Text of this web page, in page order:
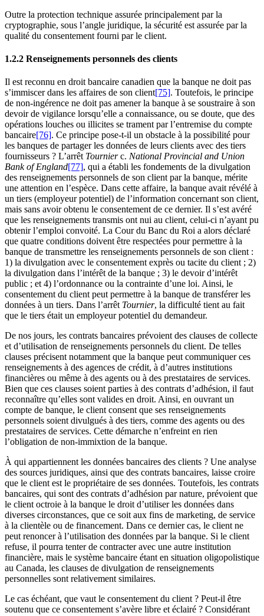
Outre la protection technique assurée principalement par la
cryptographie, sous l’angle juridique, la sécurité est assurée par la
qualité du consentement fourni par le client.
1.2.2 Renseignements personnels des clients
Il est reconnu en droit bancaire canadien que la banque ne doit pas
s’immiscer dans les affaires de son client[75]. Toutefois, le principe
de non-ingérence ne doit pas amener la banque à se soustraire à son
devoir de vigilance lorsqu’elle a connaissance, ou se doute, que des
opérations louches ou illicites se trament par l’entremise du compte
bancaire[76]. Ce principe pose-t-il un obstacle à la possibilité pour
les banques de partager les données de leurs clients avec des tiers
fournisseurs ? L’arrêt Tournierc. National Provincial and Union
Bank of England[77], qui a établi les fondements de la divulgation
des renseignements personnels de son client par la banque, mérite
une attention en l’espèce. Dans cette affaire, la banque avait révélé à
un tiers (employeur potentiel) de l’information concernant son client,
mais sans avoir obtenu le consentement de ce dernier. Il s’est avéré
que les renseignements transmis ont nui au client, celui-ci n’ayant pu
obtenir l’emploi convoité. La Cour du Banc du Roi a alors déclaré
que quatre conditions doivent être respectées pour permettre à la
banque de transmettre les renseignements personnels de son client :
1) la divulgation avec le consentement exprès ou tacite du client ; 2)
la divulgation dans l’intérêt de la banque ; 3) le devoir d’intérêt
public ; et 4) l’ordonnance ou la contrainte d’une loi. Ainsi, le
consentement du client peut permettre à la banque de transférer les
données à un tiers. Dans l’arrêt Tournier, la difficulté tient au fait
que le tiers était un employeur potentiel du demandeur.
De nos jours, les contrats bancaires prévoient des clauses de collecte
et d’utilisation de renseignements personnels du client. De telles
clauses précisent notamment que la banque peut communiquer ces
renseignements à des agences de crédit, à d’autres institutions
financières ou même à des agents ou à des prestataires de services.
Bien que ces clauses soient parties à des contrats d’adhésion, il faut
reconnaître qu’elles sont valides en droit. Ainsi, en ouvrant un
compte de banque, le client consent que ses renseignements
personnels soient divulgués à des tiers, comme des agents ou des
prestataires de services. Cette démarche n’enfreint en rien
l’obligation de non-immixtion de la banque.
À qui appartiennent les données bancaires des clients ? Une analyse
des sources juridiques, ainsi que des contrats bancaires, laisse croire
que le client est le propriétaire de ses données. Toutefois, les contrats
bancaires, qui sont des contrats d’adhésion par nature, prévoient que
le client octroie à la banque le droit d’utiliser les données dans
diverses circonstances, que ce soit aux fins de marketing, de service
à la clientèle ou de financement. Dans ce dernier cas, le client ne
peut renoncer à l’utilisation des données par la banque. Si le client
refuse, il pourra tenter de contracter avec une autre institution
financière, mais le système bancaire étant en situation oligopolistique
au Canada, les clauses de divulgation de renseignements
personnelles sont relativement similaires.
Le cas échéant, que vaut le consentement du client ? Peut-il être
soutenu que ce consentement s’avère libre et éclairé ? Considérant